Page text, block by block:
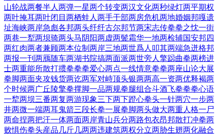
山轮战两餐半人 两弹一星两个转变两汉文化两秒绿灯两平期权
两叶掩耳两叶闭目 两栖蛙人 两手干部两房危机两地婚姻邦嘎遗
址海峡两岸急彪各邦两头纤纤古尔邦节两宋志传拳拳之忱一街
两巷一犁两坝骑两头马 阴阳两虚两鬓霜华一地两检辅国安邦 四
两红肉两者兼顾两本位制 两岸三地两世爲人 叩其两端急迸格邦
两报一刊 两鴈随车两湖书院搞两面派两世旁人 擎跽曲拳两榜进
士两重能所散打掼拳拳拳爱心两点一线情意拳拳两座山论大展
拳脚两面夹攻钱货两讫两军对峙顶头银两两高一资两优释褐两
个时候两广丘陵擎拳撑脚一品两规拳腿组合斗酒飞拳拳拳心语
一犂两坝三番两复两游现象三下两下蹬心拳头一针两穴一步两
井两微一端两耳鬼箭三段长拳一展拳脚两头做大两重人格一尸
两命捏两把汗一体两面两岸青山兵分两路包衣昂邦散打冲拳两
败惧伤拳头産品 几斤几两两违建筑两权分立两胁生翅两化融合